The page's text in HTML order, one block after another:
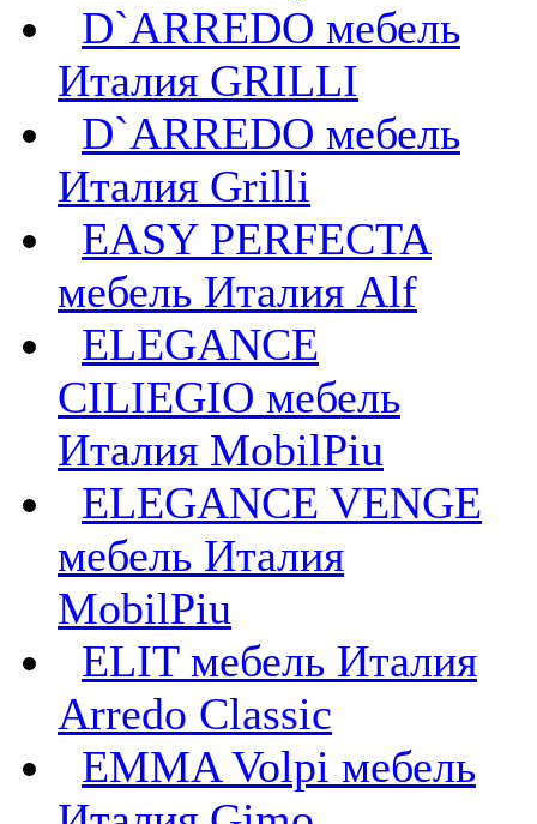
D`ARREDO мебель
Италия GRILLI
D`ARREDO мебель
Италия Grilli
EASY PERFECTA
мебель Италия Alf
ELEGANCE
CILIEGIO мебель
Италия MobilPiu
ELEGANCE VENGE
мебель Италия
MobilPiu
ELIT мебель Италия
Arredo Classic
EMMA Volpi мебель